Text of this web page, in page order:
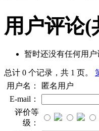
用户评论(
暂时还没有任何用户
总计 0 个记录，共 1 页。
用户名：
匿名用户
E-mail：
评价等
级：